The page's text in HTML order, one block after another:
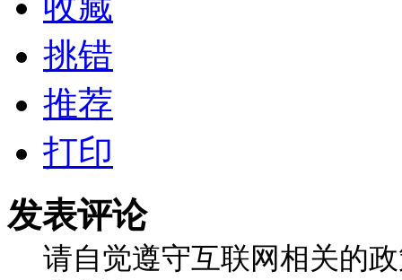
挑错
推荐
打印
发表评论
请自觉遵守互联网相关的